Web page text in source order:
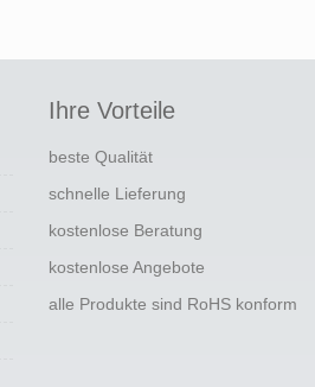
Ihre Vorteile
beste Qualität
schnelle Lieferung
kostenlose Beratung
kostenlose Angebote
alle Produkte sind RoHS konform